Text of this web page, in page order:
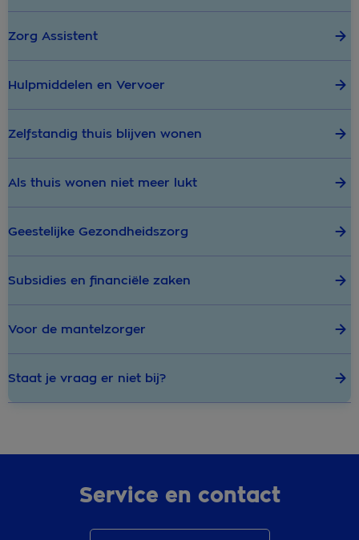
Zorg Assistent
Hulpmiddelen en Vervoer
Zelfstandig thuis blijven wonen
Als thuis wonen niet meer lukt
Geestelijke Gezondheidszorg
Subsidies en financiële zaken
Voor de mantelzorger
Staat je vraag er niet bij?
Service en contact